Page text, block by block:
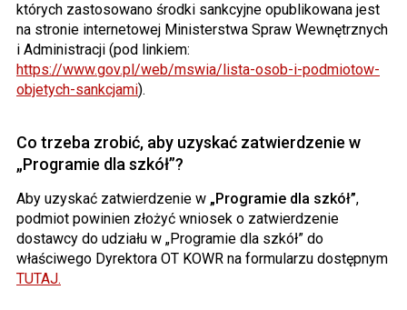
których zastosowano środki sankcyjne opublikowana jest
na stronie internetowej Ministerstwa Spraw Wewnętrznych
i Administracji (pod linkiem:
https://www.gov.pl/web/mswia/lista-osob-i-podmiotow-
objetych-sankcjami).
Co trzeba zrobić, aby uzyskać zatwierdzenie w
„Programie dla szkół”?
Aby uzyskać zatwierdzenie w „Programie dla szkół”,
podmiot powinien złożyć wniosek o zatwierdzenie
dostawcy do udziału w „Programie dla szkół” do
właściwego Dyrektora OT KOWR na formularzu dostępnym
TUTAJ.